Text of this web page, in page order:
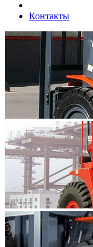
Контакты